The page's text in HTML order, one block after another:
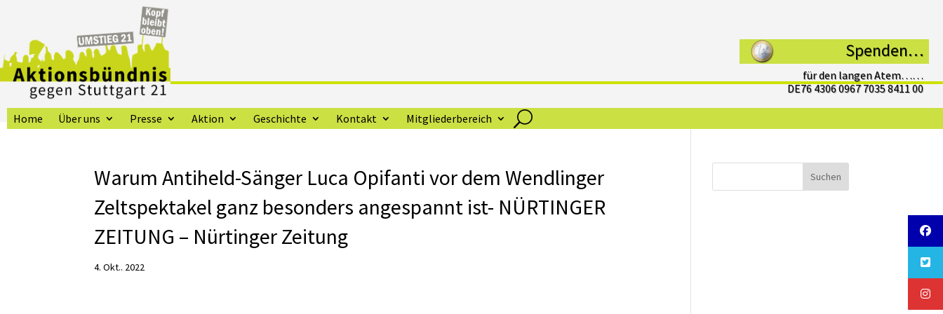
Spenden…
für den langen Atem……
DE76 4306 0967 7035 8411 00
Home Über uns Presse Aktion Geschichte Kontakt Mitgliederbereich
Warum Antiheld-Sänger Luca Opifanti vor dem Wendlinger
Zeltspektakel ganz besonders angespannt ist- NÜRTINGER
ZEITUNG – Nürtinger Zeitung
4. Okt.. 2022
Suchen